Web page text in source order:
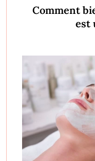
Comment
est